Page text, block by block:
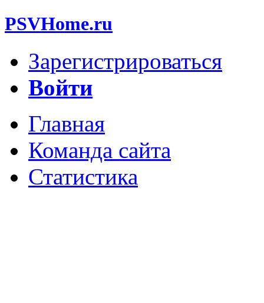
PSVHome.ru
Зарегистрироваться
Войти
Главная
Команда сайта
Статистика